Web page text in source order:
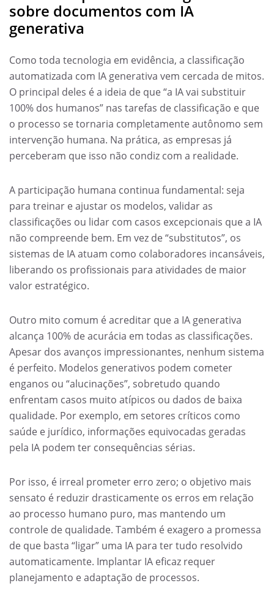
sobre documentos com IA
generativa
Como toda tecnologia em evidência, a classificação
automatizada com IA generativa vem cercada de mitos.
O principal deles é a ideia de que “a IA vai substituir
100% dos humanos” nas tarefas de classificação e que
o processo se tornaria completamente autônomo sem
intervenção humana. Na prática, as empresas já
perceberam que isso não condiz com a realidade.
A participação humana continua fundamental: seja
para treinar e ajustar os modelos, validar as
classificações ou lidar com casos excepcionais que a IA
não compreende bem. Em vez de “substitutos”, os
sistemas de IA atuam como colaboradores incansáveis,
liberando os profissionais para atividades de maior
valor estratégico.
Outro mito comum é acreditar que a IA generativa
alcança 100% de acurácia em todas as classificações.
Apesar dos avanços impressionantes, nenhum sistema
é perfeito. Modelos generativos podem cometer
enganos ou “alucinações”, sobretudo quando
enfrentam casos muito atípicos ou dados de baixa
qualidade. Por exemplo, em setores críticos como
saúde e jurídico, informações equivocadas geradas
pela IA podem ter consequências sérias.
Por isso, é irreal prometer erro zero; o objetivo mais
sensato é reduzir drasticamente os erros em relação
ao processo humano puro, mas mantendo um
controle de qualidade. Também é exagero a promessa
de que basta “ligar” uma IA para ter tudo resolvido
automaticamente. Implantar IA eficaz requer
planejamento e adaptação de processos.